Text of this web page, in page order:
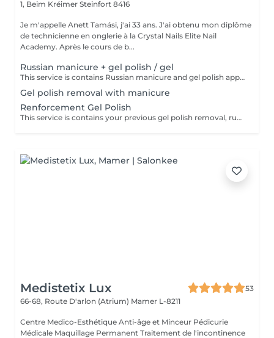
1, Beim Kréimer Steinfort 8416
Je m'appelle Anett Tamási, j'ai 33 ans. J'ai obtenu mon diplôme
de technicienne en onglerie à la Crystal Nails Elite Nail
Academy. Après le cours de b...
Russian manicure + gel polish / gel
This service is contains Russian manicure and gel polish application, but doesn't contains your previous gel polish removal. The gel polish technique is a long-lasting varnish. During the process I apply material to your natural nails and cured in a led lamp. Your nails will be flawless, durable and strong for 3-4 weeks, without being thick. I recommend it for sizes xs, s, m. The result is perfect surface, strong nails, even in the case of weak and chipping nails. We can hide nail defects with this technique. Your nails and your entire hand will be graceful and beautiful.
Gel polish removal with manicure
Renforcement Gel Polish
This service is contains your previous gel polish removal, russian manicure and a new gel polish application. The gel polish technique is a long-lasting varnish. During the process I apply material to your natural nails and cured in a led lamp. Your nails will be flawless, durable and strong for 3-4 weeks, without being thick. I recommend it for sizes xs, s, m. The result is perfect surface, strong nails, even in the case of weak and chipping nails. We can hide nail defects with this technique. Your nails and your entire hand will be graceful and beautiful.
Medistetix Lux
53
66-68, Route D'arlon (Atrium) Mamer L-8211
Centre Medico-Esthétique Anti-âge et Minceur Pédicurie
Médicale Maquillage Permanent Traitement de l'incontinence